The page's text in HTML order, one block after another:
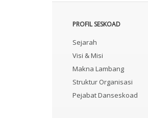
PROFIL SESKOAD
Sejarah
Visi & Misi
Makna Lambang
Struktur Organisasi
Pejabat Danseskoad